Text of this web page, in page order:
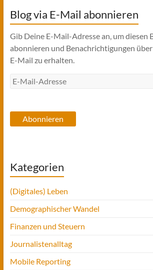
Blog via E-Mail abonnieren
Gib Deine E-Mail-Adresse an, um diesen
abonnieren und Benachrichtigungen
E-Mail zu erhalten.
E-
Abonnieren
Kategorien
(Digitales) Leben
Demographischer Wandel
Finanzen und Steuern
Journalistenalltag
Mobile Reporting